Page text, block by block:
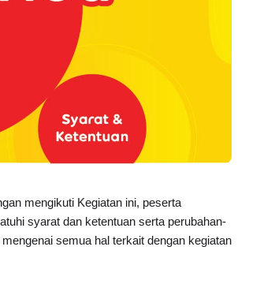
mengikuti Kegiatan ini, peserta
syarat dan ketentuan serta perubahan-
semua hal terkait dengan kegiatan